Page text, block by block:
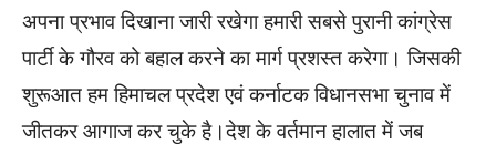
अपना प्रभाव दिखाना जारी रखेगा हमारी सबसे पुरानी कांग्रेस
पार्टी के गौरव को बहाल करने का मार्ग प्रशस्त करेगा। जिसकी
शुरूआत हम हिमाचल प्रदेश एवं कर्नाटक विधानसभा चुनाव में
जीतकर आगाज कर चुके है।देश के वर्तमान हालात में जब